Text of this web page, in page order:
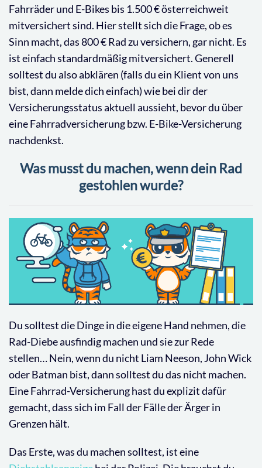
Fahrräder und E-Bikes bis 1.500 € österreichweit
mitversichert sind. Hier stellt sich die Frage, ob es
Sinn macht, das 800 € Rad zu versichern, gar nicht. Es
ist einfach standardmäßig mitversichert. Generell
solltest du also abklären (falls du ein Klient von uns
bist, dann melde dich einfach) wie bei dir der
Versicherungsstatus aktuell aussieht, bevor du über
eine Fahrradversicherung bzw. E-Bike-Versicherung
nachdenkst.
Was musst du machen, wenn dein Rad
gestohlen wurde?
Du solltest die Dinge in die eigene Hand nehmen, die
Rad-Diebe ausfindig machen und sie zur Rede
stellen… Nein, wenn du nicht Liam Neeson, John Wick
oder Batman bist, dann solltest du das nicht machen.
Eine Fahrrad-Versicherung hast du explizit dafür
gemacht, dass sich im Fall der Fälle der Ärger in
Grenzen hält.
Das Erste, was du machen solltest, ist eine